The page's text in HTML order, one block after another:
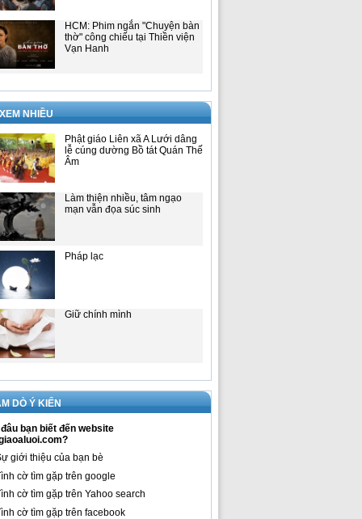
HCM: Phim ngắn "Chuyện bàn
thờ" công chiếu tại Thiền viện
Vạn Hanh
NHIỀU
Phật giáo Liên xã A Lưới dâng
lễ cúng dường Bồ tát Quán Thế
Âm
Làm thiện nhiều, tâm ngạo
mạn vẫn đọa súc sinh
Pháp lạc
Giữ chính mình
DÒ Ý KIẾN
bạn biết đến website
giới thiệu của bạn bè
cờ tìm gặp trên google
cờ tìm gặp trên Yahoo search
cờ tìm gặp trên facebook